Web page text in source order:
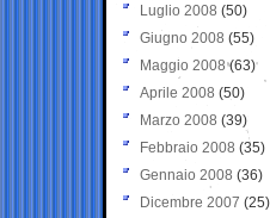
Luglio 2008 (50)
Giugno 2008 (55)
Maggio 2008(63)
Aprile 2008 (50)
Marzo 2008 (39)
Febbraio 2008 (35)
Gennaio 2008 (36)
Dicembre 2007 (25)